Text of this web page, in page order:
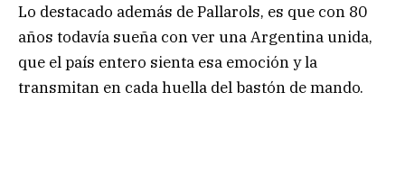
Lo destacado además de Pallarols, es que con 80
años todavía sueña con ver una Argentina unida,
que el país entero sienta esa emoción y la
transmitan en cada huella del bastón de mando.